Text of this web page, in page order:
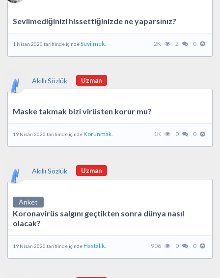
Sevilmediğinizi hissettiğinizde ne yaparsınız?
1 Nisan 2020 tarihinde içindeSevilmek. 2K 2 0
Akıllı Sözlük Uzman
Maske takmak bizi virüsten korur mu?
19 Nisan 2020 tarihinde içindeKorunmak. 1K 0 0
Akıllı Sözlük Uzman
Anket
Koronavirüs salgını geçtikten sonra dünya nasıl
olacak?
19 Nisan 2020 tarihinde içindeHastalık. 906 0 0